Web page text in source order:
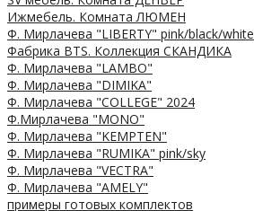
Ижмебель. Комната ЛЮМЕН
Ф. Мирлачева "LIBERTY" pink/black/white
Фабрика BTS. Коллекция СКАНДИКА
Ф. Мирлачева "LAMBO"
Ф. Мирлачева "DIMIKA"
Ф. Мирлачева "COLLEGE" 2024
Ф.Мирлачева "MONO"
Ф. Мирлачева "KEMPTEN"
Ф. Мирлачева "RUMIKA" pink/sky
Ф. Мирлачева "VECTRA"
Ф. Мирлачева "AMELY"
примеры готовых комплектов